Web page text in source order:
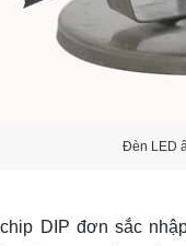
Đèn LED
DIP đơn sắc